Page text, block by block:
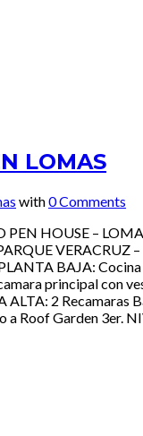
LOMAS
with0 Comments
PEN HOUSE –
VERACRUZ
BAJA:
principal con
ALTA: 2 Recamaras
a Roof Garden 3er.